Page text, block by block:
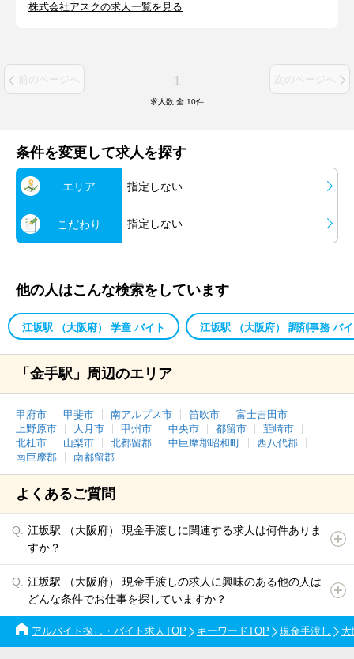
株式会社アスクの求人一覧を見る
前のページへ 1 次のページへ
求人数 全 10件
条件を変更して求人を探す
エリア 指定しない
こだわり 指定しない
他の人はこんな検索をしています
江坂駅 （大阪府） 学童 バイト 江坂駅 （大阪府） 調剤事務 バ
「金手駅」周辺のエリア
甲府市 甲斐市 南アルプス市 笛吹市
富士吉田市
上野原市
大月市 甲州市 中央市 都留市
韮崎市
北杜市
山梨市 北都留郡 中巨摩郡昭和町
西八代郡
南巨摩郡
南都留郡
よくあるご質問
江坂駅 （大阪府） 現金手渡しに関連する求人は何件ありま
すか？
江坂駅 （大阪府） 現金手渡しの求人に興味のある他の人は
どんな条件でお仕事を探していますか？
アルバイト探し・バイト求人TOP キーワードTOP 現金手渡し